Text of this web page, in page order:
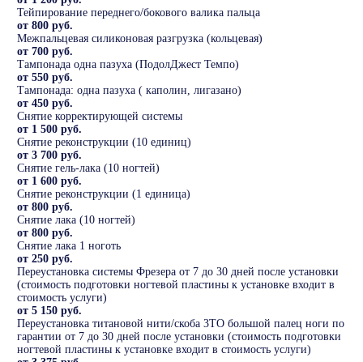
Тейпирование переднего/бокового валика пальца
от 800 руб.
Межпальцевая силиконовая разгрузка (кольцевая)
от 700 руб.
Тампонада одна пазуха (ПодолДжест Темпо)
от 550 руб.
Тампонада: одна пазуха ( каполин, лигазано)
от 450 руб.
Снятие корректирующей системы
от 1 500 руб.
Снятие реконструкции (10 единиц)
от 3 700 руб.
Снятие гель-лака (10 ногтей)
от 1 600 руб.
Снятие реконструкции (1 единица)
от 800 руб.
Снятие лака (10 ногтей)
от 800 руб.
Снятие лака 1 ноготь
от 250 руб.
Переустановка системы Фрезера от 7 до 30 дней после установки
(стоимость подготовки ногтевой пластины к установке входит в
стоимость услуги)
от 5 150 руб.
Переустановка титановой нити/скоба 3ТО большой палец ноги по
гарантии от 7 до 30 дней после установки (стоимость подготовки
ногтевой пластины к установке входит в стоимость услуги)